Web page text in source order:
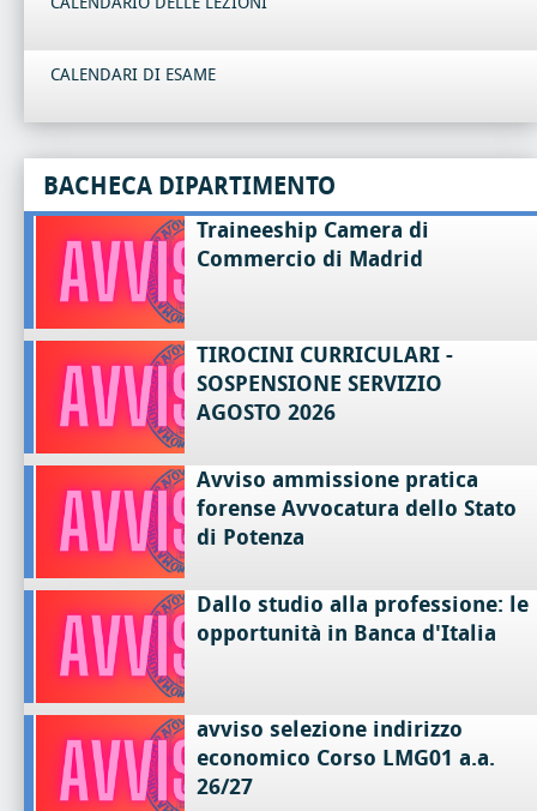
CALENDARI DI ESAME
BACHECA DIPARTIMENTO
Traineeship Camera di
Commercio di Madrid
TIROCINI CURRICULARI -
SOSPENSIONE SERVIZIO
AGOSTO 2026
Avviso ammissione pratica
forense Avvocatura dello Stato
di Potenza
Dallo studio alla professione: le
opportunità in Banca d'Italia
avviso selezione indirizzo
economico Corso LMG01 a.a.
26/27